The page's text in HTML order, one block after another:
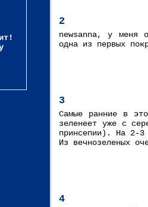
2
newsanna, у меня
одна из первых
3
Самые ранние в
зеленеет уже с
принсепии). На 2-3
Из вечнозеленых
4